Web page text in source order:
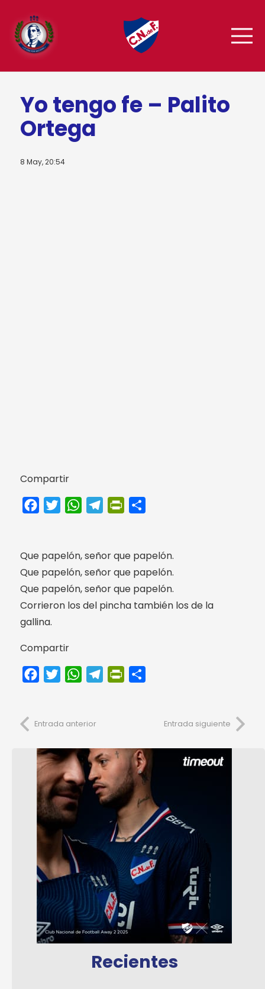
Yo tengo fe – Palito
Ortega
8 May, 20:54
Compartir
FacebookTwitterWhatsAppTelegramPrintFriendly
Que papelón, señor que papelón.
Que papelón, señor que papelón.
Que papelón, señor que papelón.
Corrieron los del pincha también los de la
gallina.
Compartir
FacebookTwitterWhatsAppTelegramPrintFriendly
Entrada anterior Entrada siguiente
Recientes